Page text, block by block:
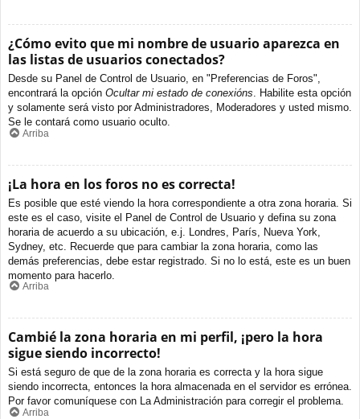
¿Cómo evito que mi nombre de usuario aparezca en
las listas de usuarios conectados?
Desde su Panel de Control de Usuario, en "Preferencias de Foros",
encontrará la opción Ocultar mi estado de conexións. Habilite esta opción
y solamente será visto por Administradores, Moderadores y usted mismo.
Se le contará como usuario oculto.
Arriba
¡La hora en los foros no es correcta!
Es posible que esté viendo la hora correspondiente a otra zona horaria. Si
este es el caso, visite el Panel de Control de Usuario y defina su zona
horaria de acuerdo a su ubicación, e.j. Londres, París, Nueva York,
Sydney, etc. Recuerde que para cambiar la zona horaria, como las
demás preferencias, debe estar registrado. Si no lo está, este es un buen
momento para hacerlo.
Arriba
Cambié la zona horaria en mi perfil, ¡pero la hora
sigue siendo incorrecto!
Si está seguro de que de la zona horaria es correcta y la hora sigue
siendo incorrecta, entonces la hora almacenada en el servidor es errónea.
Por favor comuníquese con La Administración para corregir el problema.
Arriba